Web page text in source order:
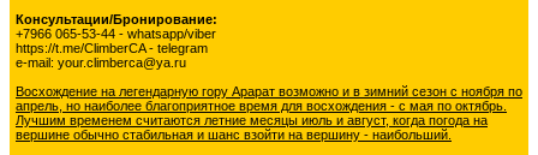
Консультации/Бронирование:
+7966 065-53-44 - whatsapp/viber
https://t.me/ClimberCA - telegram
e-mail: your.climberca@ya.ru
Восхождение на легендарную гору Арарат возможно и в зимний сезон с ноября по
апрель, но наиболее благоприятное время для восхождения - с мая по октябрь.
Лучшим временем считаются летние месяцы июль и август, когда погода на
вершине обычно стабильная и шанс взойти на вершину - наибольший.